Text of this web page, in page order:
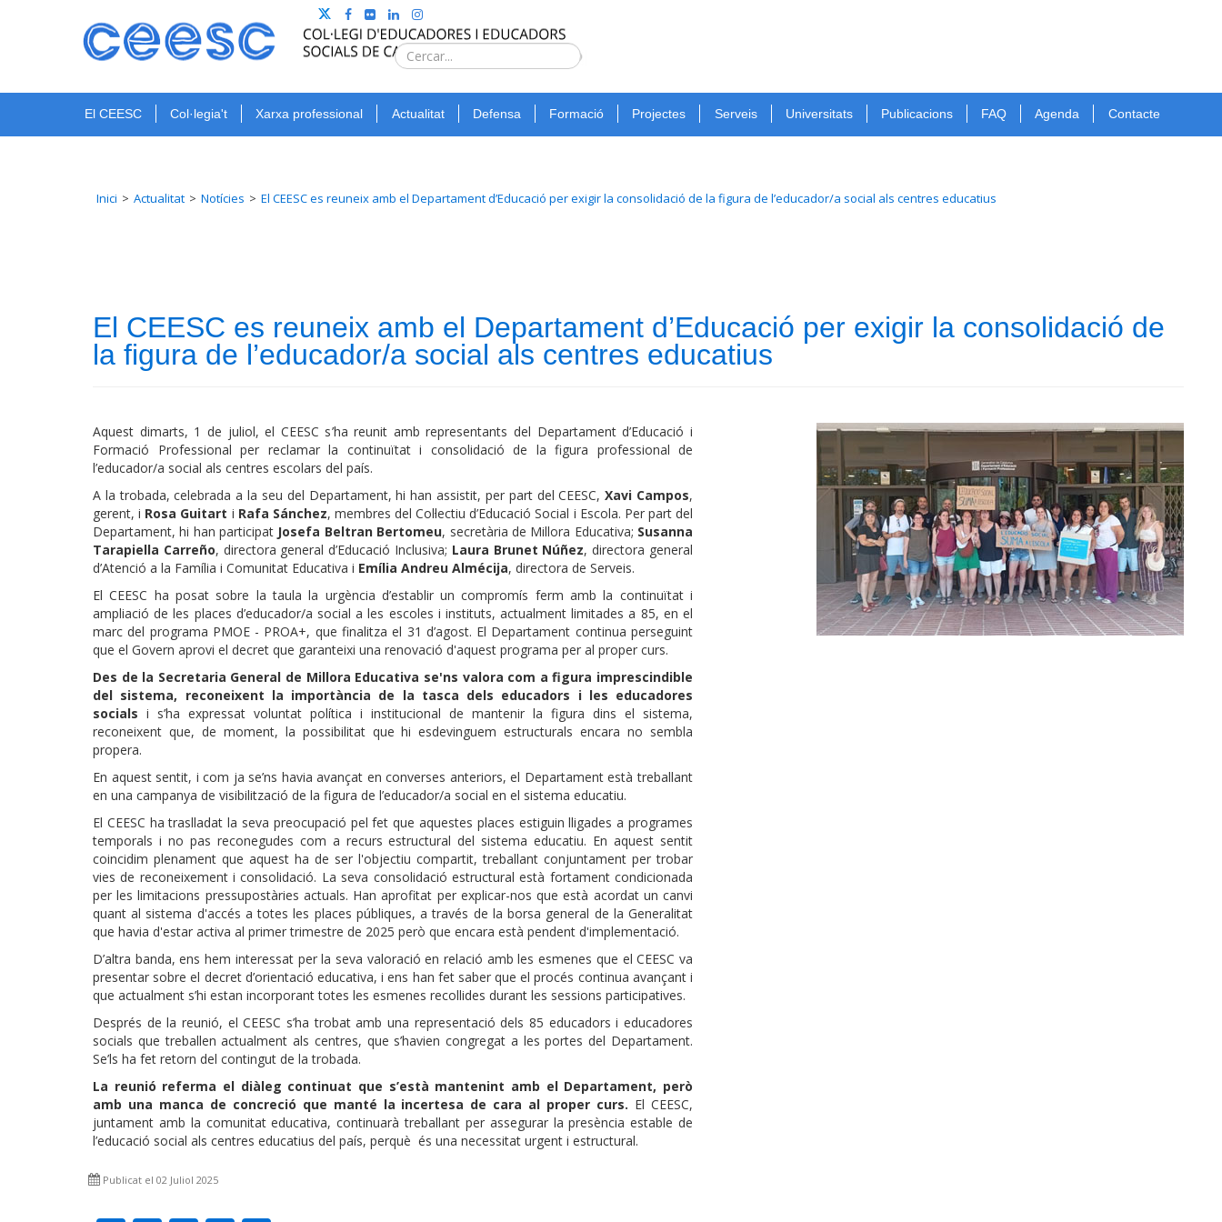
Type 2 or
for
results.
Cerca
El CEESC Col·legia't Xarxa professional Actualitat Defensa Formació Projectes Serveis Universitats Publicacions FAQ Agenda Contacte
Inici Actualitat Notícies El CEESC es reuneix amb el Departament d’Educació per exigir la consolidació de la figura de l’educador/a social als centres educatius
El CEESC es reuneix amb el Departament d’Educació per exigir la consolidació de
la figura de l’educador/a social als centres educatius
Aquest dimarts, 1 de juliol, el CEESC s’ha reunit amb representants del Departament d’Educació i
Formació Professional per reclamar la continuïtat i consolidació de la figura professional de
l’educador/a social als centres escolars del país.
A la trobada, celebrada a la seu del Departament, hi han assistit, per part del CEESC,Xavi Campos,
gerent, i Rosa Guitart i Rafa Sánchez, membres del Col·lectiu d’Educació Social i Escola. Per part del
Departament, hi han participat Josefa Beltran Bertomeu, secretària de Millora Educativa; Susanna
Tarapiella Carreño, directora general d’Educació Inclusiva; Laura Brunet Núñez, directora general
d’Atenció a la Família i Comunitat Educativa i Emília Andreu Almécija, directora de Serveis.
El CEESC ha posat sobre la taula la urgència d’establir un compromís ferm amb la continuïtat i
ampliació de les places d’educador/a social a les escoles i instituts, actualment limitades a 85, en el
marc del programa PMOE - PROA+, que finalitza el 31 d’agost. El Departament continua perseguint
que el Govern aprovi el decret que garanteixi una renovació d'aquest programa per al proper curs.
Des de la Secretaria General de Millora Educativa se'ns valora com a figura imprescindible
del sistema, reconeixent la importància de la tasca dels educadors i les educadores
socials i s’ha expressat voluntat política i institucional de mantenir la figura dins el sistema,
reconeixent que, de moment, la possibilitat que hi esdevinguem estructurals encara no sembla
propera.
En aquest sentit, i com ja se’ns havia avançat en converses anteriors, el Departament està treballant
en una campanya de visibilització de la figura de l’educador/a social en el sistema educatiu.
El CEESC ha traslladat la seva preocupació pel fet que aquestes places estiguin lligades a programes
temporals i no pas reconegudes com a recurs estructural del sistema educatiu. En aquest sentit
coincidim plenament que aquest ha de ser l'objectiu compartit, treballant conjuntament per trobar
vies de reconeixement i consolidació. La seva consolidació estructural està fortament condicionada
per les limitacions pressupostàries actuals. Han aprofitat per explicar-nos que està acordat un canvi
quant al sistema d'accés a totes les places públiques, a través de la borsa general de la Generalitat
que havia d'estar activa al primer trimestre de 2025 però que encara està pendent d'implementació.
D’altra banda, ens hem interessat per la seva valoració en relació amb les esmenes que el CEESC va
presentar sobre el decret d’orientació educativa, i ens han fet saber que el procés continua avançant i
que actualment s’hi estan incorporant totes les esmenes recollides durant les sessions participatives.
Després de la reunió, el CEESC s’ha trobat amb una representació dels 85 educadors i educadores
socials que treballen actualment als centres, que s’havien congregat a les portes del Departament.
Se’ls ha fet retorn del contingut de la trobada.
La reunió referma el diàleg continuat que s’està mantenint amb el Departament, però
amb una manca de concreció que manté la incertesa de cara al proper curs. El CEESC,
juntament amb la comunitat educativa, continuarà treballant per assegurar la presència estable de
l’educació social als centres educatius del país, perquè és una necessitat urgent i estructural.
Publicat el 02 Juliol 2025